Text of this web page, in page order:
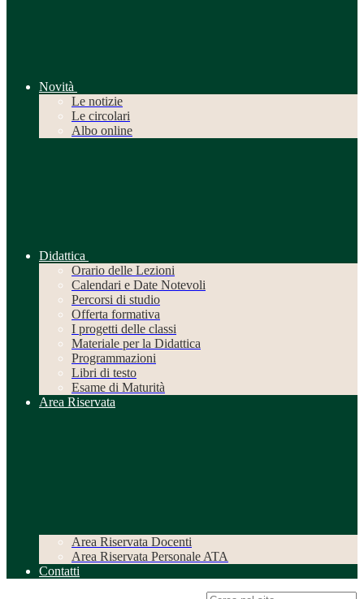
Novità
Le notizie
Le circolari
Albo online
Didattica
Orario delle Lezioni
Calendari e Date Notevoli
Percorsi di studio
Offerta formativa
I progetti delle classi
Materiale per la Didattica
Programmazioni
Libri di testo
Esame di Maturità
Area Riservata
Area Riservata Docenti
Area Riservata Personale ATA
Contatti